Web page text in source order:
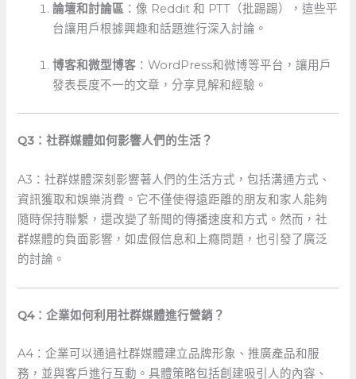
論壇和討論區 ：像 Reddit 和⁢ PTT（批踢踢），這些平
台讓用戶根據興趣和話題進行深入討論。
博客和微型博客 ：WordPress和微博等平台，讓用戶
發表長度不一的文章，分享見解和經驗。
Q3：社群媒體如何影響人們的生活？
A3：社群媒體深刻影響著人們的生活方式，包括溝通方式、
資訊獲取和娛樂消費。它不僅使得遠距離的朋友和家人能夠
隨時保持聯繫，還改變了新聞的傳播速度和方式。然而，社
群媒體的負面影響，如虛假信息和上癮問題，也引發了廣泛
的討論。
Q4：企業如何利用社群媒體進行營銷？
A4：企業可以通過社群媒體建立品牌形象、推廣產品和服
務，並與客戶進行互動。具體策略包括創建吸引人的內容、